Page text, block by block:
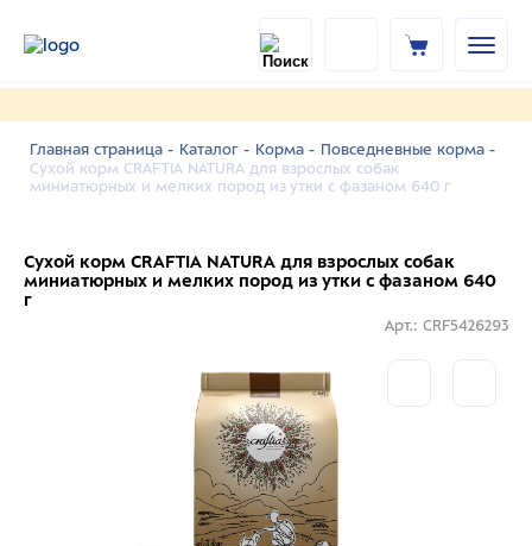
Главная страница - Каталог - Корма - Повседневные корма -
Сухой корм CRAFTIA NATURA для взрослых собак
миниатюрных и мелких пород из утки с фазаном 640 г
Сухой корм CRAFTIA NATURA для взрослых собак
миниатюрных и мелких пород из утки с фазаном 640
г
Арт.: CRF5426293